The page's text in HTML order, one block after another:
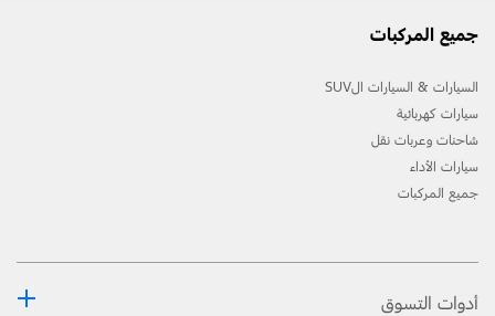
جميع المركبات
السيارات & السيارات الSUV
سيارات كهربائية
شاحنات وعربات نقل
سيارات الأداء
جميع المركبات
أدوات التسوق